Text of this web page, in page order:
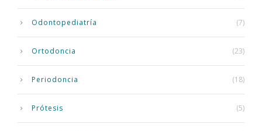
Odontopediatría (7)
Ortodoncia (23)
Periodoncia (18)
Prótesis (5)